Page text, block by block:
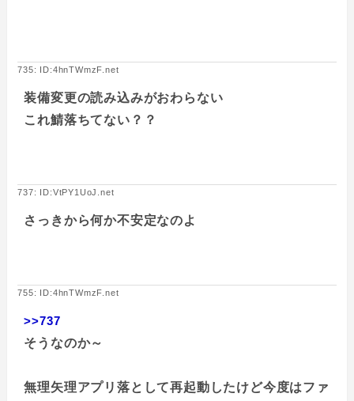
735: ID:4hnTWmzF.net
装備変更の読み込みがおわらない
これ鯖落ちてない？？
737: ID:VtPY1UoJ.net
さっきから何か不安定なのよ
755: ID:4hnTWmzF.net
>>737
そうなのか～
無理矢理アプリ落として再起動したけど今度はファ